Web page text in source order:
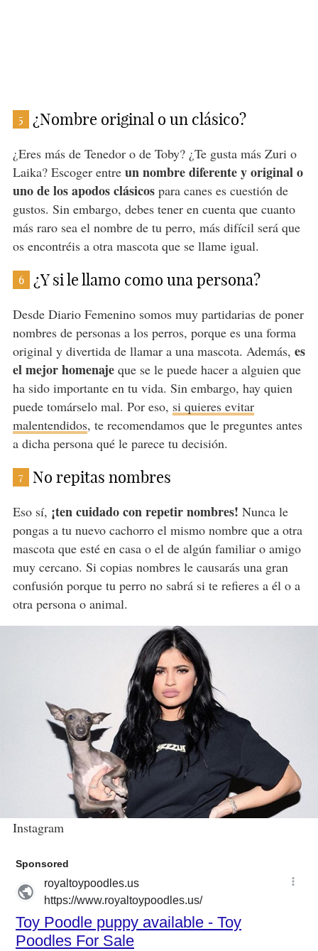
5 ¿Nombre original o un clásico?
¿Eres más de Tenedor o de Toby? ¿Te gusta más Zuri o
Laika? Escoger entreun nombre diferente y original o
uno de los apodos clásicospara canes es cuestión de
gustos. Sin embargo, debes tener en cuenta que cuanto
más raro sea el nombre de tu perro, más difícil será que
os encontréis a otra mascota que se llame igual.
6 ¿Y si le llamo como una persona?
Desde Diario Femenino somos muy partidarias de poner
nombres de personas a los perros, porque es una forma
original y divertida de llamar a una mascota. Además, es
el mejor homenajeque se le puede hacer a alguien que
ha sido importante en tu vida. Sin embargo, hay quien
puede tomárselo mal. Por eso, si quieres evitar
malentendidos, te recomendamos que le preguntes antes
a dicha persona qué le parece tu decisión.
7 No repitas nombres
Eso sí, ¡ten cuidado con repetir nombres! Nunca le
pongas a tu nuevo cachorro el mismo nombre que a otra
mascota que esté en casa o el de algún familiar o amigo
muy cercano. Si copias nombres le causarás una gran
confusión porque tu perro no sabrá si te refieres a él o a
otra persona o animal.
Instagram